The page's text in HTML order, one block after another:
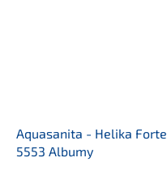
Aquasanita - Helika Forte
5553 Albumy